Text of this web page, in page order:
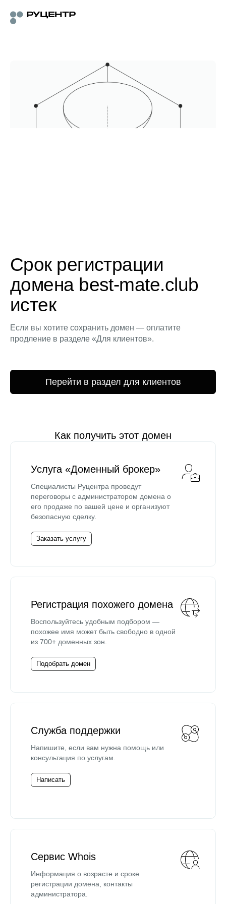
Срок регистрации
домена best-mate.club
истек
Если вы хотите сохранить домен — оплатите
продление в разделе «Для клиентов».
Перейти в раздел для клиентов
Как получить этот домен
Услуга «Доменный брокер»
Специалисты Руцентра проведут
переговоры с администратором домена о
его продаже по вашей цене и организуют
безопасную сделку.
Заказать услугу
Регистрация похожего домена
Воспользуйтесь удобным подбором —
похожее имя может быть свободно в одной
из 700+ доменных зон.
Подобрать домен
Служба поддержки
Напишите, если вам нужна помощь или
консультация по услугам.
Написать
Сервис Whois
Информация о возрасте и сроке
регистрации домена, контакты
администратора.